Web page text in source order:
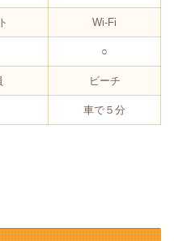
Wi-Fi
○
ビーチ
車で５分